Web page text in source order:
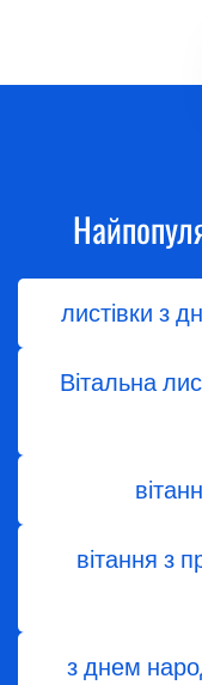
листівки з
Вітальна
вітання з
з днем